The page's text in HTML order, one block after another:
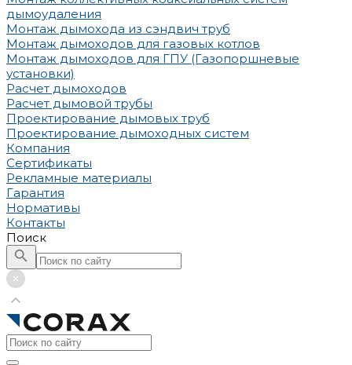
дымоудаления
Монтаж дымохода из сэндвич труб
Монтаж дымоходов для газовых котлов
Монтаж дымоходов для ГПУ (Газопоршневые
установки)
Расчет дымоходов
Расчет дымовой трубы
Проектирование дымовых труб
Проектирование дымоходных систем
Компания
Сертификаты
Рекламные материалы
Гарантия
Нормативы
Контакты
Поиск